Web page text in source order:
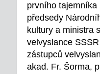
prvního tajemníka
předsedy
kultury a ministra
velvyslance
zástupců
akad. Fr. Šorma,